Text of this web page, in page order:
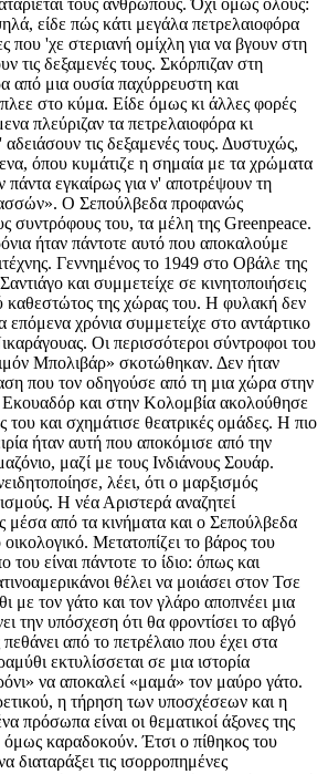
τους ανθρώπους. Όχι όμως όλους:
είδε πώς κάτι μεγάλα πετρελαιοφόρα
που 'χε στεριανή ομίχλη για να βγουν στη
τις δεξαμενές τους. Σκόρπιζαν στη
από μια ουσία παχύρρευστη και
στο κύμα. Είδε όμως κι άλλες φορές
πλεύριζαν τα πετρελαιοφόρα κι
τις δεξαμενές τους. Δυστυχώς,
όπου κυμάτιζε η σημαία με τα χρώματα
πάντα εγκαίρως για ν' αποτρέψουν τη
Ο Σεπούλβεδα προφανώς
συντρόφους του, τα μέλη της Greenpeace.
ήταν πάντοτε αυτό που αποκαλούμε
Γεννημένος το 1949 στο Οβάλε της
και συμμετείχε σε κινητοποιήσεις
καθεστώτος της χώρας του. Η φυλακή δεν
επόμενα χρόνια συμμετείχε στο αντάρτικο
Οι περισσότεροι σύντροφοι του
Μπολιβάρ» σκοτώθηκαν. Δεν ήταν
που τον οδηγούσε από τη μια χώρα στην
και στην Κολομβία ακολούθησε
του και σχημάτισε θεατρικές ομάδες. Η πιο
ήταν αυτή που αποκόμισε από την
μαζί με τους Ινδιάνους Σουάρ.
λέει, ότι ο μαρξισμός
Η νέα Αριστερά αναζητεί
μέσα από τα κινήματα και ο Σεπούλβεδα
Μετατοπίζει το βάρος του
είναι πάντοτε το ίδιο: όπως και
θέλει να μοιάσει στον Τσε
με τον γάτο και τον γλάρο αποπνέει μια
την υπόσχεση ότι θα φροντίσει το αβγό
από το πετρέλαιο που έχει στα
εκτυλίσσεται σε μια ιστορία
να αποκαλεί «μαμά» τον μαύρο γάτο.
η τήρηση των υποσχέσεων και η
πρόσωπα είναι οι θεματικοί άξονες της
καραδοκούν. Έτσι ο πίθηκος του
διαταράξει τις ισορροπημένες